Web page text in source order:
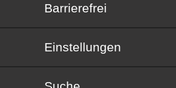
Barrierefrei
Barrierefrei
Einstellungen